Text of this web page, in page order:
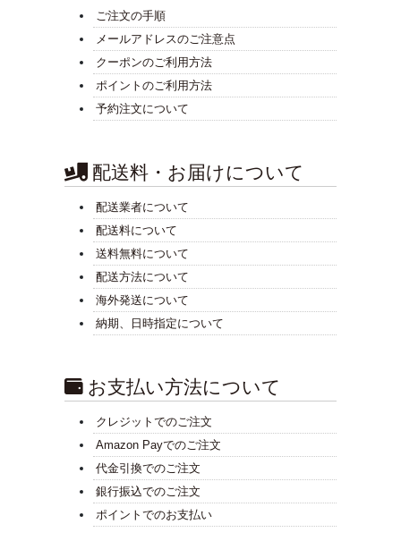
ご注文の手順
メールアドレスのご注意点
クーポンのご利用方法
ポイントのご利用方法
予約注文について
配送料・お届けについて
配送業者について
配送料について
送料無料について
配送方法について
海外発送について
納期、日時指定について
お支払い方法について
クレジットでのご注文
Amazon Payでのご注文
代金引換でのご注文
銀行振込でのご注文
ポイントでのお支払い